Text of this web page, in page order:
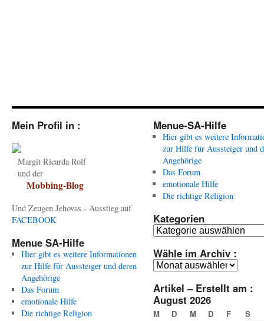
Mein Profil in :
Margit Ricarda Rolf
und der
Mobbing-Blog
Und Zeugen Jehovas - Ausstieg auf
FACEBOOK
Menue SA-Hilfe
Hier gibt es weitere Informationen
zur Hilfe für Aussteiger und deren
Angehörige
Das Forum
emotionale Hilfe
Die richtige Religion
Menue-SA-Hilfe
Hier gibt es weitere
zur Hilfe für Aussteiger und
Angehörige
Das Forum
emotionale Hilfe
Die richtige Religion
Kategorien
Kategorien
Wähle im Archiv :
Wähle
Archiv
:
Artikel – Erstellt am :
August 2026
M D M D F S